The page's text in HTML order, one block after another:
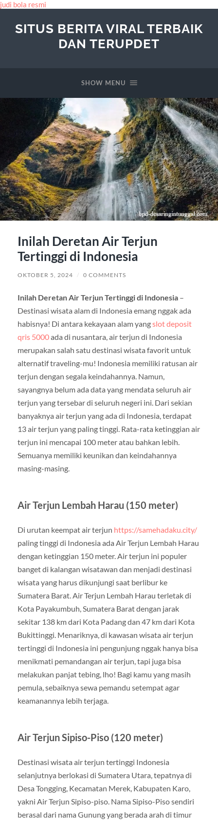
judi bola resmi
SITUS BERITA VIRAL TERBAIK
DAN TERUPDET
SHOW MENU
Inilah Deretan Air Terjun
Tertinggi di Indonesia
OKTOBER 5, 2024 / 0 COMMENTS
Inilah Deretan Air Terjun Tertinggi di Indonesia–
Destinasi wisata alam di Indonesia emang nggak ada
habisnya! Di antara kekayaan alam yangslot deposit
qris 5000ada di nusantara, air terjun di Indonesia
merupakan salah satu destinasi wisata favorit untuk
alternatif traveling-mu! Indonesia memiliki ratusan air
terjun dengan segala keindahannya. Namun,
sayangnya belum ada data yang mendata seluruh air
terjun yang tersebar di seluruh negeri ini. Dari sekian
banyaknya air terjun yang ada di Indonesia, terdapat
13 air terjun yang paling tinggi. Rata-rata ketinggian air
terjun ini mencapai 100 meter atau bahkan lebih.
Semuanya memiliki keunikan dan keindahannya
masing-masing.
Air Terjun Lembah Harau (150 meter)
Di urutan keempat air terjun https://samehadaku.city/
paling tinggi di Indonesia ada Air Terjun Lembah Harau
dengan ketinggian 150 meter. Air terjun ini populer
banget di kalangan wisatawan dan menjadi destinasi
wisata yang harus dikunjungi saat berlibur ke
Sumatera Barat. Air Terjun Lembah Harau terletak di
Kota Payakumbuh, Sumatera Barat dengan jarak
sekitar 138 km dari Kota Padang dan 47 km dari Kota
Bukittinggi. Menariknya, di kawasan wisata air terjun
tertinggi di Indonesia ini pengunjung nggak hanya bisa
menikmati pemandangan air terjun, tapi juga bisa
melakukan panjat tebing, lho! Bagi kamu yang masih
pemula, sebaiknya sewa pemandu setempat agar
keamanannya lebih terjaga.
Air Terjun Sipiso-Piso (120 meter)
Destinasi wisata air terjun tertinggi Indonesia
selanjutnya berlokasi di Sumatera Utara, tepatnya di
Desa Tongging, Kecamatan Merek, Kabupaten Karo,
yakni Air Terjun Sipiso-piso. Nama Sipiso-Piso sendiri
berasal dari nama Gunung yang berada arah di timur